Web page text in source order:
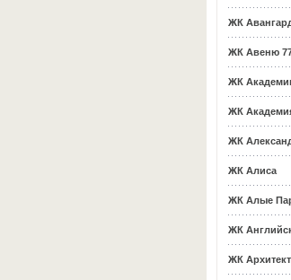
ЖК
ЖК Авеню
ЖК
ЖК
ЖК
ЖК Алиса
ЖК Алые
ЖК
ЖК